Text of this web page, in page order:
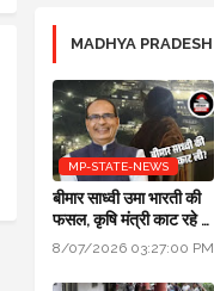
MADHYA PRADESH
MP-STATE-NEWS
बीमार साध्वी उमा भारती की
फसल, कृषि मंत्री काट रहे हैं:
पॉलिटिक्स गजब है @ दतिया
8/07/2026 03:27:00 PM